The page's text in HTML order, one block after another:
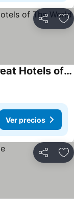
Compartir
Don Giovanni Hotel Prague - Great Hotels of The World
Ver precios
Compartir